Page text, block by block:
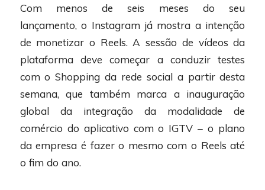
Com menos de seis meses do seu
lançamento, o Instagram já mostra a intenção
de monetizar o Reels. A sessão de vídeos da
plataforma deve começar a conduzir testes
com o Shopping da rede social a partir desta
semana, que também marca a inauguração
global da integração da modalidade de
comércio do aplicativo com o IGTV – o plano
da empresa é fazer o mesmo com o Reels até
o fim do ano.